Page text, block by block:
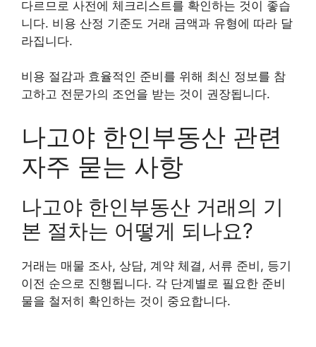
다르므로 사전에 체크리스트를 확인하는 것이 좋습
니다. 비용 산정 기준도 거래 금액과 유형에 따라 달
라집니다.
비용 절감과 효율적인 준비를 위해 최신 정보를 참
고하고 전문가의 조언을 받는 것이 권장됩니다.
나고야 한인부동산 관련
자주 묻는 사항
나고야 한인부동산 거래의 기
본 절차는 어떻게 되나요?
거래는 매물 조사, 상담, 계약 체결, 서류 준비, 등기
이전 순으로 진행됩니다. 각 단계별로 필요한 준비
물을 철저히 확인하는 것이 중요합니다.